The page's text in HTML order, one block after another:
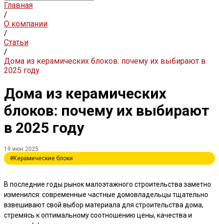
Главная
/
О компании
/
Статьи
/
Дома из керамических блоков: почему их выбирают в
2025 году
Дома из керамических
блоков: почему их выбирают
в 2025 году
19 июн 2025
#Керамические блоки
В последние годы рынок малоэтажного строительства заметно
изменился: современные частные домовладельцы тщательно
взвешивают свой выбор материала для строительства дома,
стремясь к оптимальному соотношению цены, качества и